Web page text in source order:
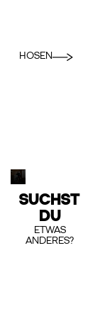
HOSEN
SUCHST
DU
ETWAS
ANDERES?